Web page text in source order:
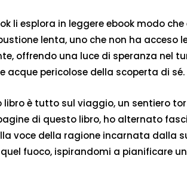
li esplora in leggere ebook modo
lenta, uno che non ha acceso
offrendo una luce di speranza nel
pericolose della scoperta di sé.
è tutto sul viaggio, un sentiero
di questo libro, ho alternato
voce della ragione incarnata dalla
fuoco, ispirandomi a pianificare